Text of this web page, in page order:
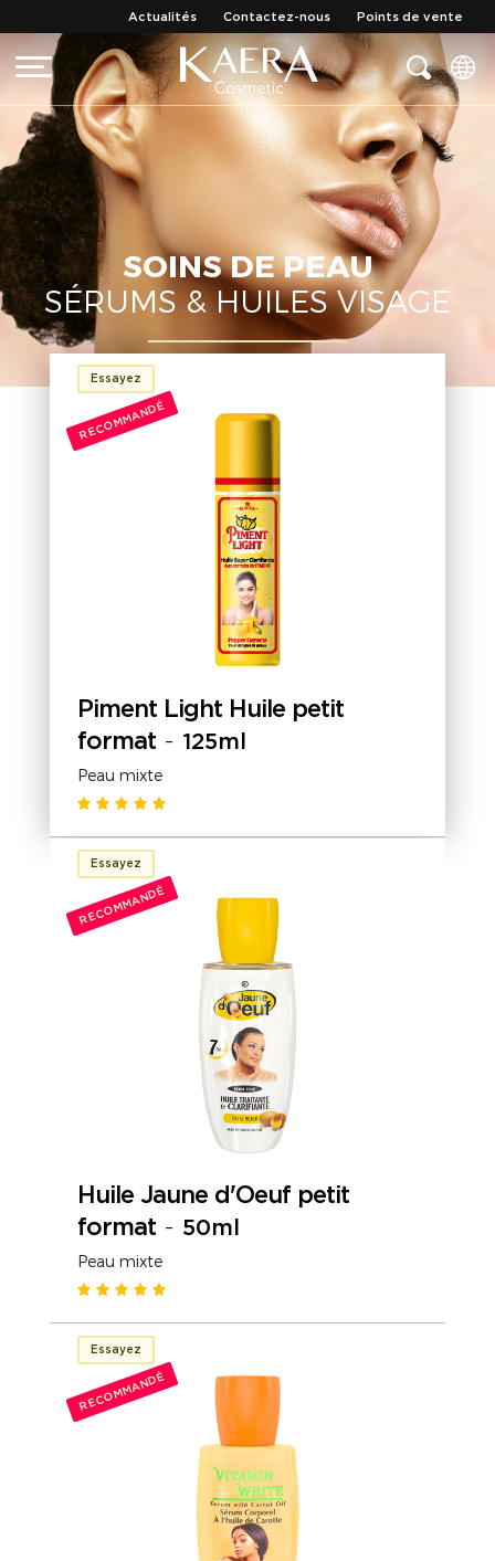
Actualités Contactez-nous Points de vente
SOINS DE PEAU
SÉRUMS & HUILES VISAGE
Essayez
RECOMMANDÉ
Piment Light Huile petit
format- 125ml
Peau mixte
Essayez
RECOMMANDÉ
Huile Jaune d'Oeuf petit
format- 50ml
Peau mixte
Essayez
RECOMMANDÉ